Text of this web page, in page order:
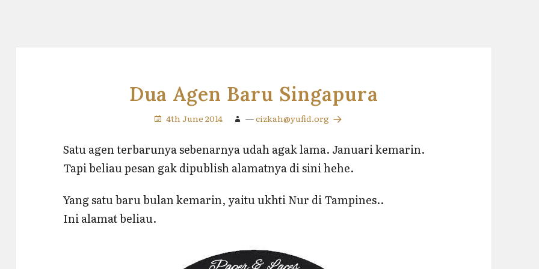
Dua Agen Baru Singapura
4th June 2014 —cizkah@yufid.org
Satu agen terbarunya sebenarnya udah agak lama. Januari kemarin.
Tapi beliau pesan gak dipublish alamatnya di sini hehe.
Yang satu baru bulan kemarin, yaitu ukhti Nur di Tampines..
Ini alamat beliau.